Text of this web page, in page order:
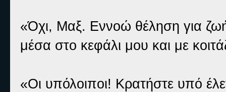
«Όχι, Μαξ. Εννοώ θέληση για
μέσα στο κεφάλι μου και με
«Οι υπόλοιποι! Κρατήστε υπό